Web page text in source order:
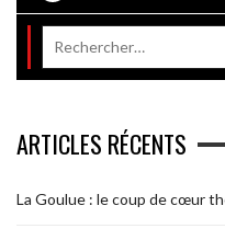
ARTICLES RÉCENTS
La Goulue : le coup de cœur